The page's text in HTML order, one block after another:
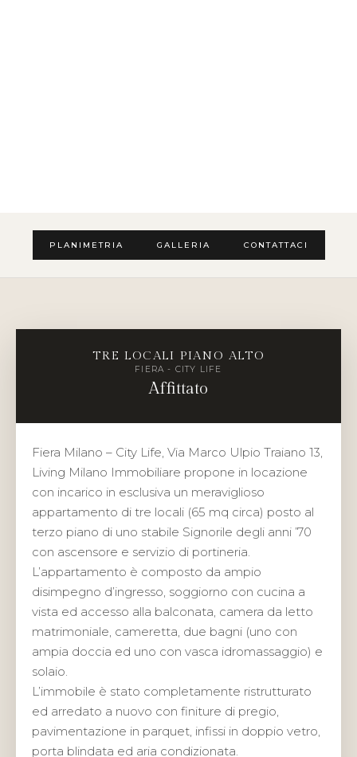
PLANIMETRIA GALLERIA CONTATTACI
TRE LOCALI PIANO ALTO
FIERA - CITY LIFE
Affittato
Fiera Milano – City Life, Via Marco Ulpio Traiano 13,
Living Milano Immobiliare propone in locazione
con incarico in esclusiva un meraviglioso
appartamento di tre locali (65 mq circa) posto al
terzo piano di uno stabile Signorile degli anni ’70
con ascensore e servizio di portineria.
L’appartamento è composto da ampio
disimpegno d’ingresso, soggiorno con cucina a
vista ed accesso alla balconata, camera da letto
matrimoniale, cameretta, due bagni (uno con
ampia doccia ed uno con vasca idromassaggio) e
solaio.
L’immobile è stato completamente ristrutturato
ed arredato a nuovo con finiture di pregio,
pavimentazione in parquet, infissi in doppio vetro,
porta blindata ed aria condizionata.